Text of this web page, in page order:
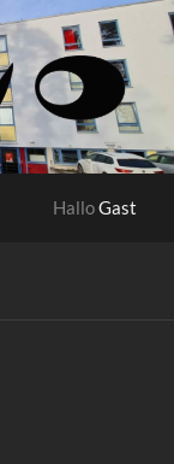
HalloGast